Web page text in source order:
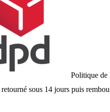
Politique de
sous 14 jours puis